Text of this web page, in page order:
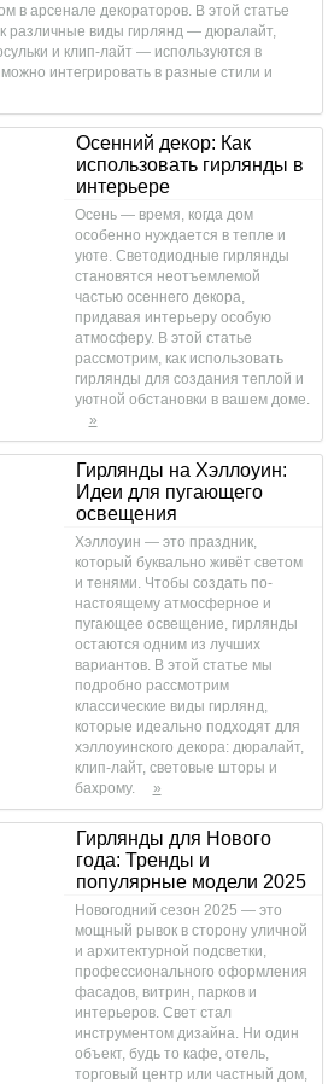
в арсенале декораторов. В этой статье
различные виды гирлянд — дюралайт,
и клип-лайт — используются в
интегрировать в разные стили и
Осенний декор: Как
использовать гирлянды в
интерьере
Осень — время, когда дом
особенно нуждается в тепле и
уюте. Светодиодные гирлянды
становятся неотъемлемой
частью осеннего декора,
придавая интерьеру особую
атмосферу. В этой статье
рассмотрим, как использовать
гирлянды для создания теплой и
уютной обстановки в вашем доме.
»
Гирлянды на Хэллоуин:
Идеи для пугающего
освещения
Хэллоуин — это праздник,
который буквально живёт светом
и тенями. Чтобы создать по-
настоящему атмосферное и
пугающее освещение, гирлянды
остаются одним из лучших
вариантов. В этой статье мы
подробно рассмотрим
классические виды гирлянд,
которые идеально подходят для
хэллоуинского декора: дюралайт,
клип-лайт, световые шторы и
бахрому.
»
Гирлянды для Нового
года: Тренды и
популярные модели 2025
Новогодний сезон 2025 — это
мощный рывок в сторону уличной
и архитектурной подсветки,
профессионального оформления
фасадов, витрин, парков и
интерьеров. Свет стал
инструментом дизайна. Ни один
объект, будь то кафе, отель,
торговый центр или частный дом,